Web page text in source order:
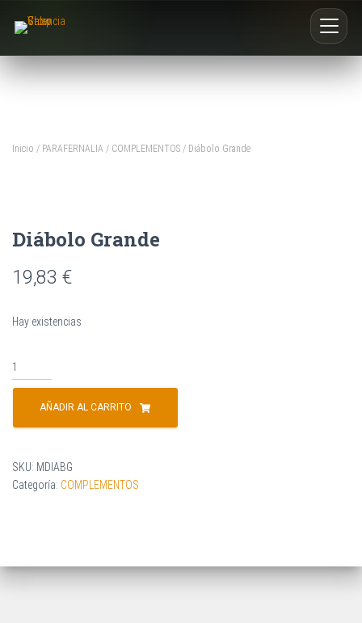
Inicio / PARAFERNALIA / COMPLEMENTOS / Diábolo Grande
Diábolo Grande
19,83 €
Hay existencias
AÑADIR AL CARRITO
SKU: MDIABG
Categoría: COMPLEMENTOS